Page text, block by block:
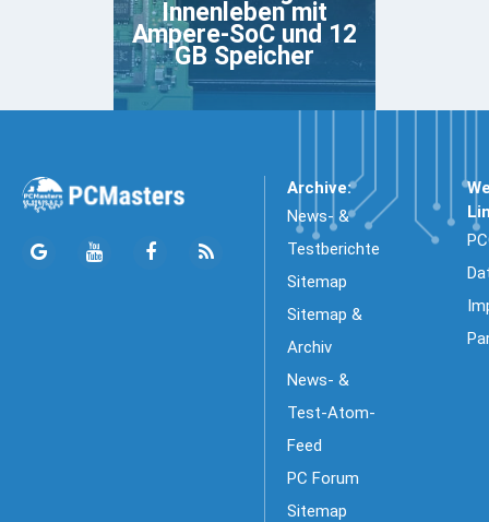
Innenleben mit
Ampere-SoC und 12
GB Speicher
Archive:
News- &
Testberichte
Sitemap
Sitemap &
Archiv
News- &
Test-Atom-
Feed
PC Forum
Sitemap